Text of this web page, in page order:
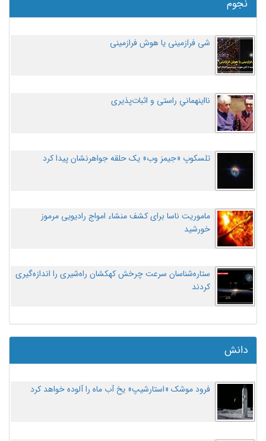
نجوم
شی فرازمینی یا هوش فرازمینی
نااینهمانیِ راستی و اثبات‌پذیری
تلسکوپ «جیمز وب» یک حلقه جواهرنشان پیدا کرد
ماموریت ناسا برای کشف منشاء امواج رادیویی مرموز
خورشید
ستاره‌شناسان سرعت چرخش کهکشان راه‌شیری را اندازه‌گیری
کردند
دانش
فرود موشک «استارشیپ» یخ آب ماه را آلوده خواهد کرد